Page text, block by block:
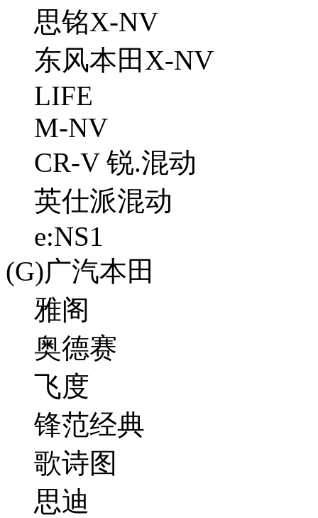
思铭X-NV
东风本田X-NV
LIFE
M-NV
CR-V 锐.混动
英仕派混动
e:NS1
(G)广汽本田
雅阁
奥德赛
飞度
锋范经典
歌诗图
思迪